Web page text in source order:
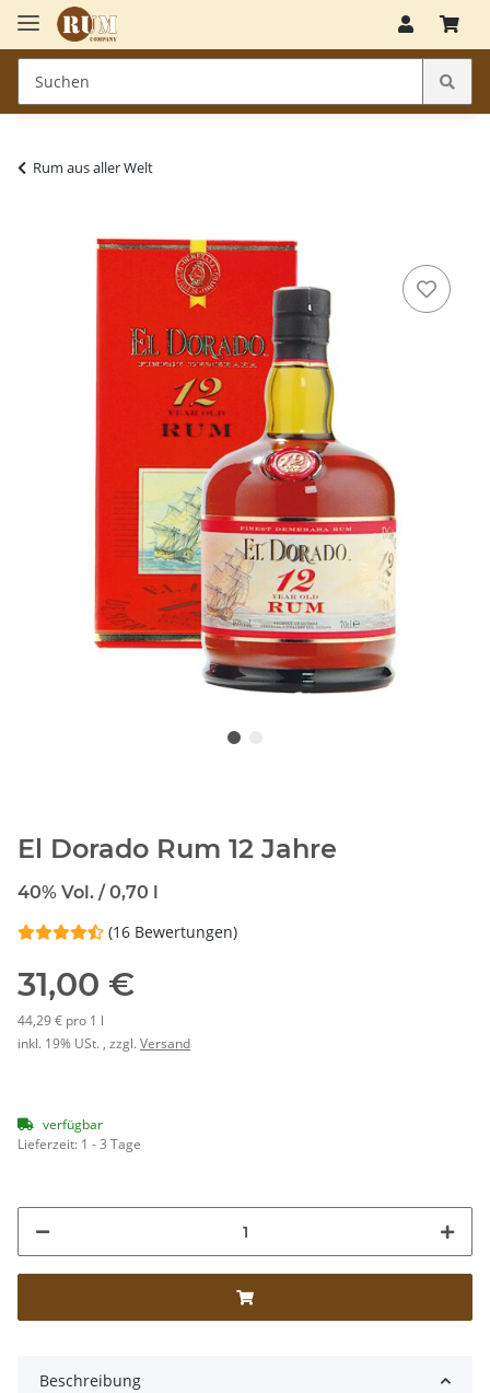
Rum aus aller Welt
El Dorado Rum 12 Jahre
40% Vol. / 0,70 l
(16 Bewertungen)
31,00 €
44,29 € pro 1 l
inkl. 19% USt. , zzgl.Versand
verfügbar
Lieferzeit: 1 - 3 Tage
Beschreibung